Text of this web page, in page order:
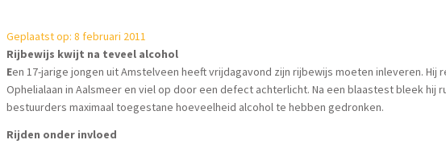
Geplaatst op: 8 februari 2011
Rijbewijs kwijt na teveel alcohol
Een 17-jarige jongen uit Amstelveen heeft vrijdagavond zijn rijbewijs moeten inleveren. Hij
Ophelialaan in Aalsmeer en viel op door een defect achterlicht. Na een blaastest bleek hij
bestuurders maximaal toegestane hoeveelheid alcohol te hebben gedronken.
Rijden onder invloed